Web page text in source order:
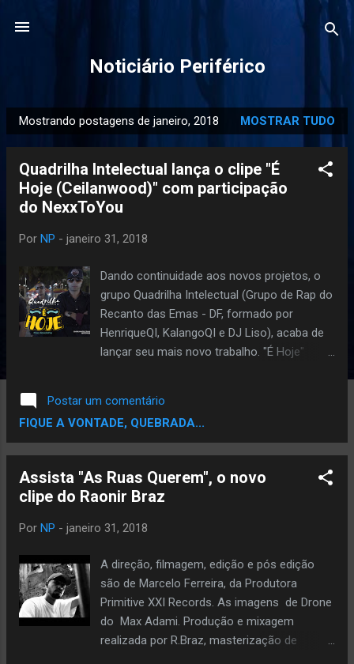
Noticiário Periférico
P
o
Mostrando postagens de janeiro, 2018 MOSTRAR TUDO
Quadrilha Intelectual lança o clipe "É
Hoje (Ceilanwood)" com participação
do NexxToYou
Por NP - janeiro 31, 2018
Dando continuidade aos novos projetos, o
grupo Quadrilha Intelectual (Grupo de Rap do
Recanto das Emas - DF, formado por
HenriqueQI, KalangoQI e DJ Liso), acaba de
lançar seu mais novo trabalho. "É Hoje"
Ceilanwood. A musica foi produzida por
Gibesom Produções. Nos Acompanhe:
Instagram: https://instagram.com/
https://www.facebook.com/
quadrilhaintelectual Twitter:
https://twitter.com/oficialqi/ Contato:
Postar um comentário
FIQUE A VONTADE, QUEBRADA...
Assista "As Ruas Querem", o novo
clipe do Raonir Braz
Por NP - janeiro 31, 2018
A direção, filmagem, edição e pós edição
são de Marcelo Ferreira, da Produtora
Primitive XXI Records. As imagens de Drone
do Max Adami. Produção e mixagem
realizada por R.Braz, masterização de